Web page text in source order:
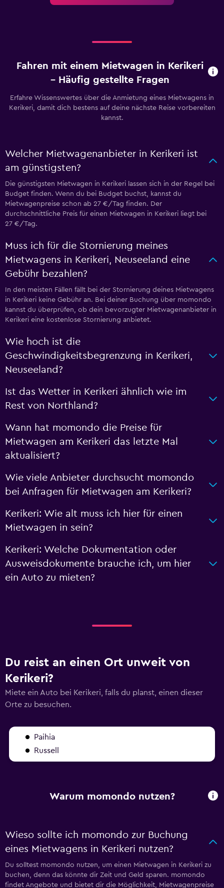
Fahren mit einem Mietwagen in Kerikeri
– Häufig gestellte Fragen
Erfahre Wissenswertes über die Anmietung eines Mietwagens in
Kerikeri, damit dich bestens auf deine nächste Reise vorbereiten
kannst.
Welcher Mietwagenanbieter in Kerikeri ist
am günstigsten?
Die günstigsten Mietwagen in Kerikeri lassen sich in der Regel bei
Budget finden. Wenn du bei Budget buchst, kannst du
Mietwagenpreise schon ab 27 €/Tag finden. Der
durchschnittliche Preis für einen Mietwagen in Kerikeri liegt bei
27 €/Tag.
Muss ich für die Stornierung meines
Mietwagens in Kerikeri, Neuseeland eine
Gebühr bezahlen?
In den meisten Fällen fällt bei der Stornierung deines Mietwagens
in Kerikeri keine Gebühr an. Bei deiner Buchung über momondo
kannst du überprüfen, ob dein bevorzugter Mietwagenanbieter in
Kerikeri eine kostenlose Stornierung anbietet.
Wie hoch ist die
Geschwindigkeitsbegrenzung in Kerikeri,
Neuseeland?
Ist das Wetter in Kerikeri ähnlich wie im
Rest von Northland?
Wann hat momondo die Preise für
Mietwagen am Kerikeri das letzte Mal
aktualisiert?
Wie viele Anbieter durchsucht momondo
bei Anfragen für Mietwagen am Kerikeri?
Kerikeri: Wie alt muss ich hier für einen
Mietwagen in sein?
Kerikeri: Welche Dokumentation oder
Ausweisdokumente brauche ich, um hier
ein Auto zu mieten?
Du reist an einen Ort unweit von
Kerikeri?
Miete ein Auto bei Kerikeri, falls du planst, einen dieser
Orte zu besuchen.
Paihia
Russell
Warum momondo nutzen?
Wieso sollte ich momondo zur Buchung
eines Mietwagens in Kerikeri nutzen?
Du solltest momondo nutzen, um einen Mietwagen in Kerikeri zu
buchen, denn das könnte dir Zeit und Geld sparen. momondo
findet Angebote und bietet dir die Möglichkeit, Mietwagenpreise